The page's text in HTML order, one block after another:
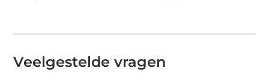
Veelgestelde vragen